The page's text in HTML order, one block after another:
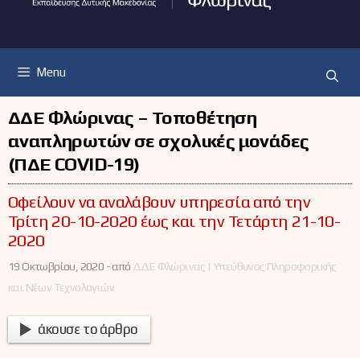
Menu
ΔΔΕ Φλώρινας – Τοποθέτηση
αναπληρωτών σε σχολικές μονάδες
(ΠΔΕ COVID-19)
Οφείλουν να αναλάβουν υπηρεσία από την
Τρίτη 20-10-2020 έως και την Τετάρτη 21-10-
2020
19 Οκτωβρίου, 2020 -από ΔΔΕ Φλώρινας | Υπεύθυνος Πληροφορικής
και Νέων Τεχνολογιών
άκουσε το άρθρο